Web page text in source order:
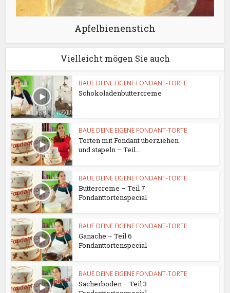
Apfelbienenstich
Vielleicht mögen Sie auch
BAUE DEINE EIGENE FONDANT-TORTE
Schokoladenbuttercreme
BAUE DEINE EIGENE FONDANT-TORTE
Torten mit Fondant überziehen
und stapeln – Teil...
BAUE DEINE EIGENE FONDANT-TORTE
Buttercreme – Teil 7
Fondanttortenspecial
BAUE DEINE EIGENE FONDANT-TORTE
Ganache – Teil 6
Fondanttortenspecial
BAUE DEINE EIGENE FONDANT-TORTE
Sacherboden – Teil 3